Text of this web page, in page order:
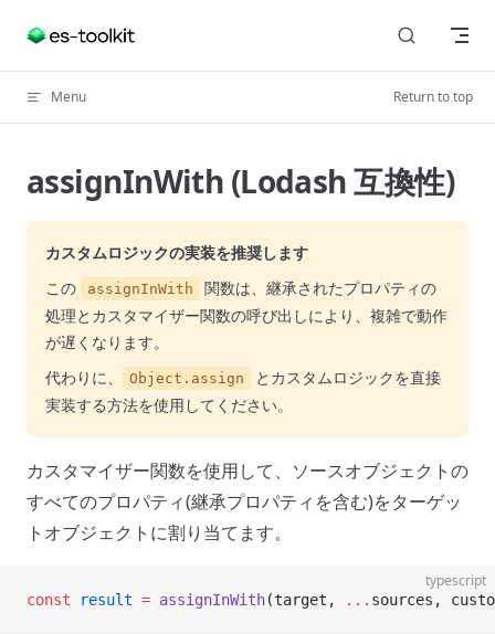
Skip to content
Menu Return to top
assignInWith (Lodash 互換性)
カスタムロジックの実装を推奨します
この
assignInWith
関数は、継承されたプロパティの
処理とカスタマイザー関数の呼び出しにより、複雑で動作
が遅くなります。
代わりに、
Object.assign
とカスタムロジックを直接
実装する方法を使用してください。
カスタマイザー関数を使用して、ソースオブジェクトの
すべてのプロパティ(継承プロパティを含む)をターゲッ
トオブジェクトに割り当てます。
typescript
const result = assignInWith(target, ... sources,